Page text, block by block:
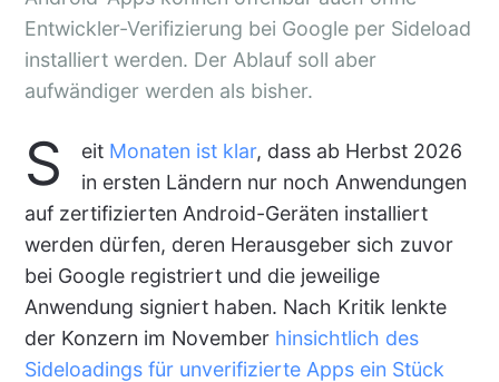
Entwickler-Verifizierung bei Google per Sideload
installiert werden. Der Ablauf soll aber
aufwändiger werden als bisher.
S eit Monaten ist klar, dass ab Herbst 2026
in ersten Ländern nur noch Anwendungen
auf zertifizierten Android-Geräten installiert
werden dürfen, deren Herausgeber sich zuvor
bei Google registriert und die jeweilige
Anwendung signiert haben. Nach Kritik lenkte
der Konzern im November hinsichtlich des
Sideloadings für unverifizierte Apps ein Stück